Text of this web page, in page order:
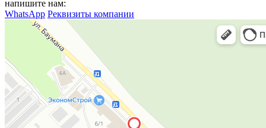
напишите нам:
WhatsApp Реквизиты компании